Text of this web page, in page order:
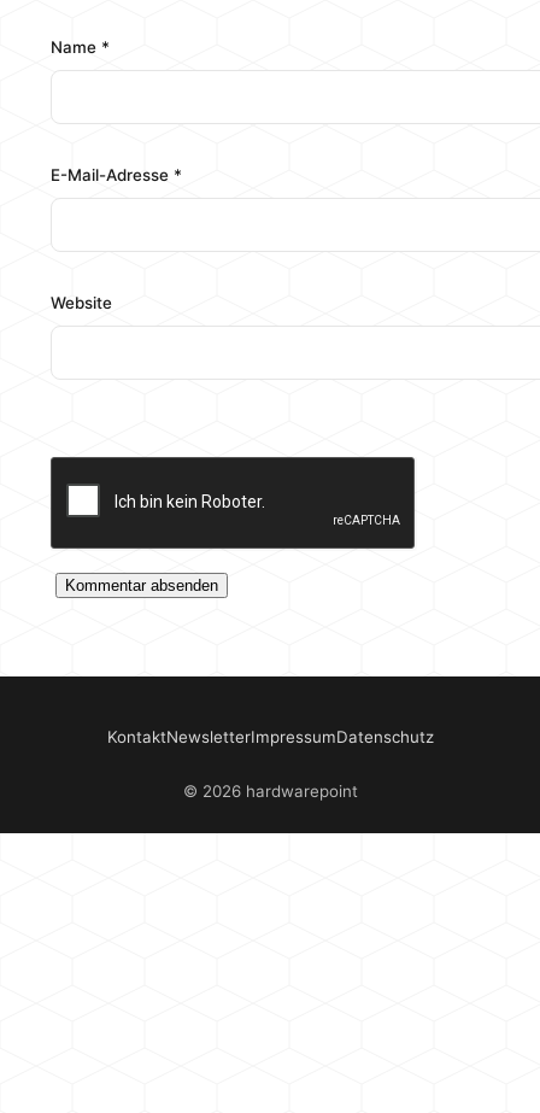
Name *
E-Mail-Adresse *
Website
KontaktNewsletterImpressumDatenschutz
© 2026 hardwarepoint